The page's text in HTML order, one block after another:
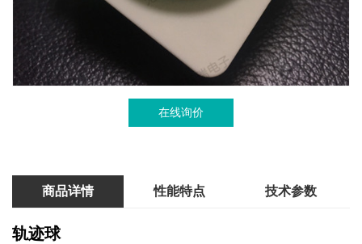
在线询价
商品详情 性能特点 技术参数
轨迹球